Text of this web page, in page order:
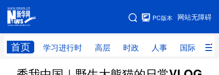
网站无障碍
PC版本
首页 学习进行时 高层 时政 人事 国际 财
网站地图